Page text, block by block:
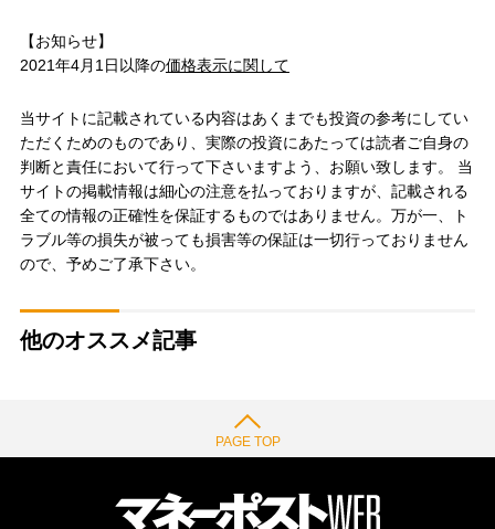
【お知らせ】
2021年4月1日以降の価格表示に関して
当サイトに記載されている内容はあくまでも投資の参考にしてい
ただくためのものであり、実際の投資にあたっては読者ご自身の
判断と責任において行って下さいますよう、お願い致します。 当
サイトの掲載情報は細心の注意を払っておりますが、記載される
全ての情報の正確性を保証するものではありません。万が一、ト
ラブル等の損失が被っても損害等の保証は一切行っておりません
ので、予めご了承下さい。
他のオススメ記事
PAGE TOP